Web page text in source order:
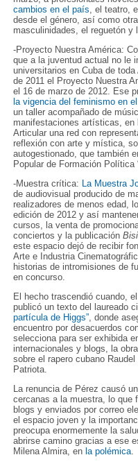
cambios en el país , el teatro,
desde el género, así como
masculinidades, el reguetón y
-Proyecto Nuestra América:
que a la juventud actual no le
universitarios en Cuba de
de 2011 el Proyecto Nuestra
el 16 de marzo de 2012. Ese
la vigencia del feminismo en
un taller acompañado de
manifestaciones artísticas, en
Articular una red con
reflexión con arte y mística,
autogestionado, que también
Popular de Formación Política
-Muestra crítica: La Muestra
de audiovisual producido de
realizadores de menos edad,
edición de 2012 y así
cursos, la venta de
conciertos y la publicación
este espacio dejó de recibir
Arte e Industria
historias de intromisiones de
en concurso.
El hecho trascendió cuando,
publicó un texto del laureado
partícula de Higgs” , donde
encuentro por desacuerdos
selecciona para ser exhibida
internacionales y blogs, la
sobre el rapero cubano
Patriota.
La renuncia de Pérez causó
cercanas a la muestra, lo que
blogs y enviados por correo
el espacio joven y la
preocupa enormemente la
abrirse camino gracias a ese
Milena Almira, enla polémica